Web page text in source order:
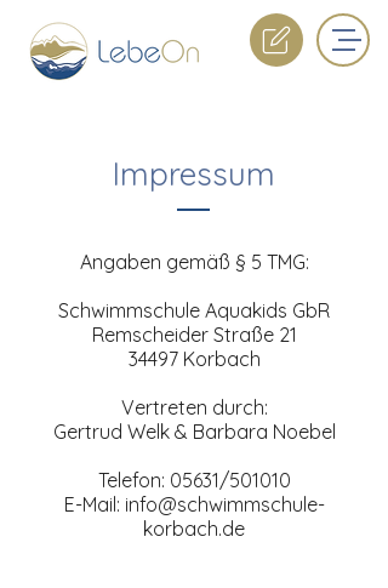
Impressum
Angaben gemäß § 5 TMG:
Schwimmschule Aquakids GbR
Remscheider Straße 21
34497 Korbach
Vertreten durch:
Gertrud Welk & Barbara Noebel
Telefon: 05631/501010
E-Mail: info@schwimmschule-
korbach.de